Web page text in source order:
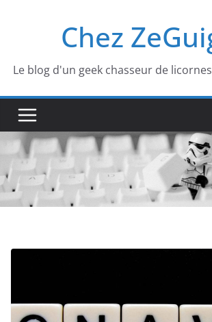
Chez
Le blog d'un geek chasseur de